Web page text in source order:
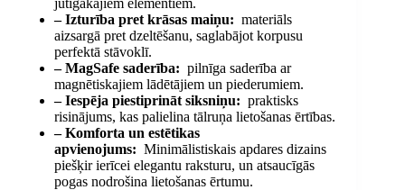
– Izturība pret krāsas maiņu: materiāls
aizsargā pret dzeltēšanu, saglabājot korpusu
perfektā stāvoklī.
– MagSafe saderība: pilnīga saderība ar
magnētiskajiem lādētājiem un piederumiem.
– Iespēja piestiprināt siksniņu: praktisks
risinājums, kas palielina tālruņa lietošanas ērtības.
– Komforta un estētikas
apvienojums: Minimālistiskais apdares dizains
piešķir ierīcei elegantu raksturu, un atsaucīgās
pogas nodrošina lietošanas ērtumu.